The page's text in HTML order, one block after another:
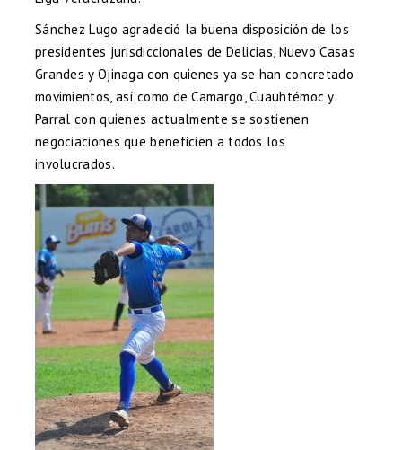
Sánchez Lugo agradeció la buena disposición de los
presidentes jurisdiccionales de Delicias, Nuevo Casas
Grandes y Ojinaga con quienes ya se han concretado
movimientos, así como de Camargo, Cuauhtémoc y
Parral con quienes actualmente se sostienen
negociaciones que beneficien a todos los
involucrados.